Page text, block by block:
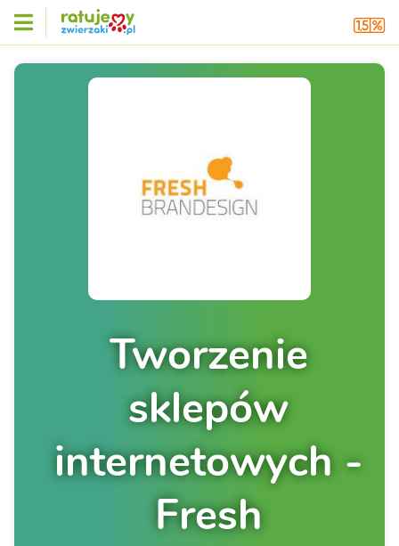
Tworzenie
sklepów
internetowych -
Fresh